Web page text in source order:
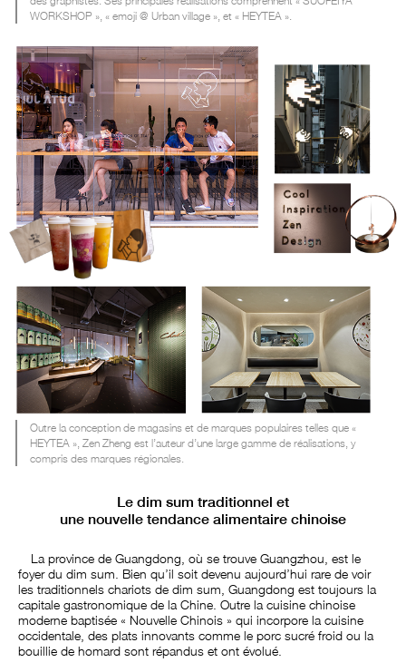
WORKSHOP », « emoji @ Urban village », et « HEYTEA ».
Outre la conception de magasins et de marques populaires telles que «
HEYTEA », Zen Zheng est l’auteur d’une large gamme de réalisations, y
compris des marques régionales.
Le dim sum traditionnel et
une nouvelle tendance alimentaire chinoise
La province de Guangdong, où se trouve Guangzhou, est le
foyer du dim sum. Bien qu’il soit devenu aujourd’hui rare de voir
les traditionnels chariots de dim sum, Guangdong est toujours la
capitale gastronomique de la Chine. Outre la cuisine chinoise
moderne baptisée « Nouvelle Chinois » qui incorpore la cuisine
occidentale, des plats innovants comme le porc sucré froid ou la
bouillie de homard sont répandus et ont évolué.